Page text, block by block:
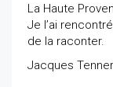
La Haute
Je l’ai
de la raconter.
Jacques